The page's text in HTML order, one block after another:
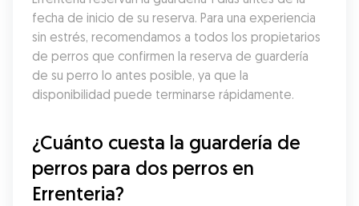
fecha de inicio de su reserva. Para una experiencia
sin estrés, recomendamos a todos los propietarios
de perros que confirmen la reserva de guardería
de su perro lo antes posible, ya que la
disponibilidad puede terminarse rápidamente.
¿Cuánto cuesta la guardería de
perros para dos perros en
Errenteria?